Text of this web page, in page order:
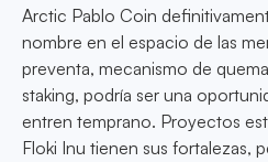
Arctic Pablo Coin
nombre en el espacio de las
preventa, mecanismo de
staking, podría ser una
entren temprano. Proyectos
Floki Inu tienen sus fortalezas,